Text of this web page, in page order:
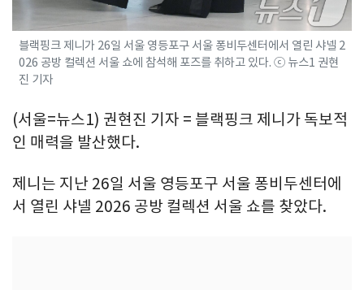
블랙핑크 제니가 26일 서울 영등포구 서울 퐁비두센터에서 열린 샤넬 2
026 공방 컬렉션 서울 쇼에 참석해 포즈를 취하고 있다. ⓒ 뉴스1 권현
진 기자
(서울=뉴스1) 권현진 기자 = 블랙핑크 제니가 독보적
인 매력을 발산했다.
제니는 지난 26일 서울 영등포구 서울 퐁비두센터에
서 열린 샤넬 2026 공방 컬렉션 서울 쇼를 찾았다.